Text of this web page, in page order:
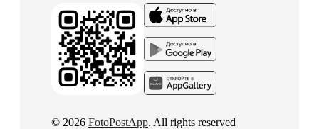
© 2026 FotoPostApp. All rights reserved